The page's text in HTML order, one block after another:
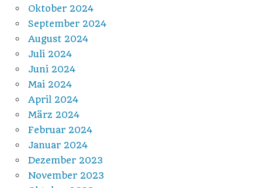
Oktober 2024
September 2024
August 2024
Juli 2024
Juni 2024
Mai 2024
April 2024
März 2024
Februar 2024
Januar 2024
Dezember 2023
November 2023